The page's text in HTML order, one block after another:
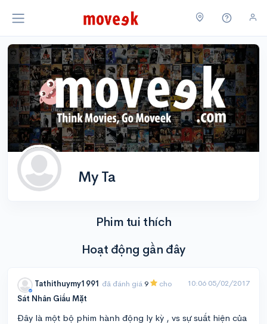
My Ta
Phim tui thích
Hoạt động gần đây
Tathithuymy1991 đã đánh giá 9
cho
Sát Nhân Giấu Mặt
10:06 05/02/2017
Đây là một bộ phim hành động ly kỳ , vs sự suất hiện của